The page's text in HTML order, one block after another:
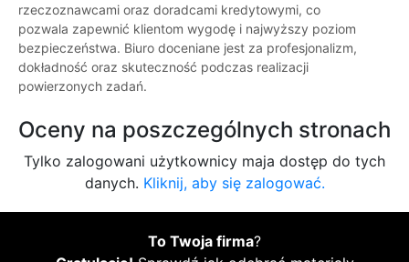
rzeczoznawcami oraz doradcami kredytowymi, co
pozwala zapewnić klientom wygodę i najwyższy poziom
bezpieczeństwa. Biuro doceniane jest za profesjonalizm,
dokładność oraz skuteczność podczas realizacji
powierzonych zadań.
Oceny na poszczególnych stronach
Tylko zalogowani użytkownicy maja dostęp do tych
danych. Kliknij, aby się zalogować.
To Twoja firma?